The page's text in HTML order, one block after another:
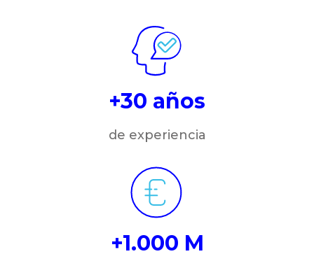
+30 años
de experiencia
+1.000 M